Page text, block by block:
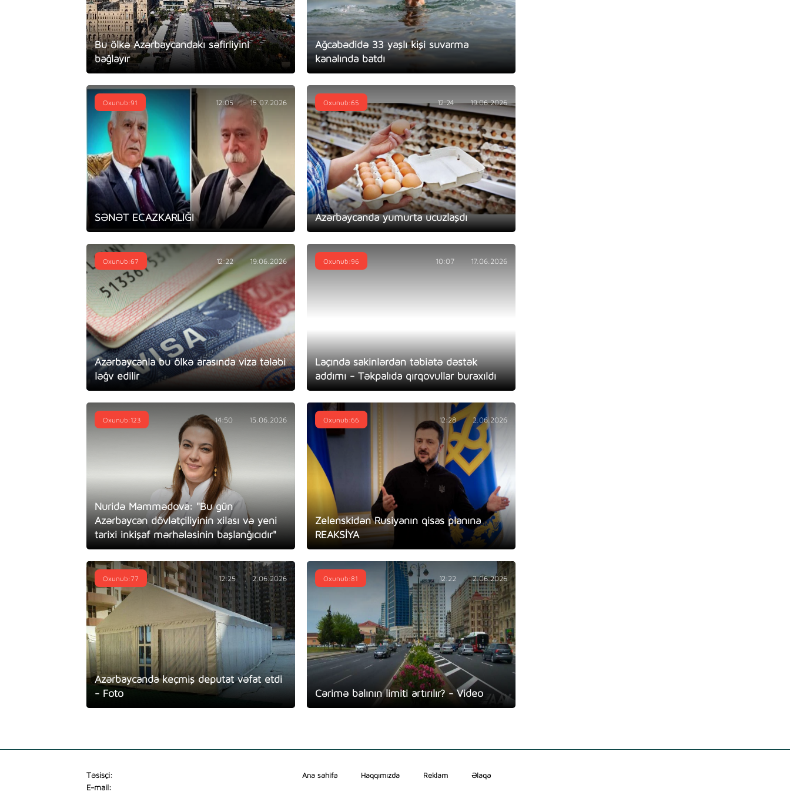
Bu ölkə Azərbaycandakı səfirliyini
bağlayır
Ağcabədidə 33 yaşlı kişi suvarma
kanalında batdı
SƏNƏT ECAZKARLIĞI
Oxunub:91 12:05 15.07.2026
Azərbaycanda yumurta ucuzlaşdı
Oxunub:65 12:24 19.06.2026
Azərbaycanla bu ölkə arasında viza tələbi
ləğv edilir
Oxunub:67 12:22 19.06.2026
Laçında sakinlərdən təbiətə dəstək
addımı - Təkpalıda qırqovullar buraxıldı
Oxunub:96 10:07 17.06.2026
Nuridə Məmmədova: "Bu gün
Azərbaycan dövlətçiliyinin xilası və yeni
tarixi inkişaf mərhələsinin başlanğıcıdır"
Oxunub:123 14:50 15.06.2026
Zelenskidən Rusiyanın qisas planına
REAKSİYA
Oxunub:66 12:28 2.06.2026
Azərbaycanda keçmiş deputat vəfat etdi
- Foto
Oxunub:77 12:25 2.06.2026
Cərimə balının limiti artırılır? - Video
Oxunub:81 12:22 2.06.2026
Təsisçi:
E-mail:
Ana səhifə Haqqımızda Reklam Əlaqə